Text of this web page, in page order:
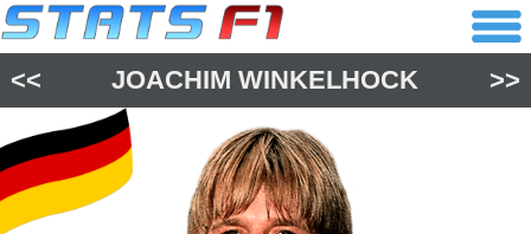
<< JOACHIM WINKELHOCK >>